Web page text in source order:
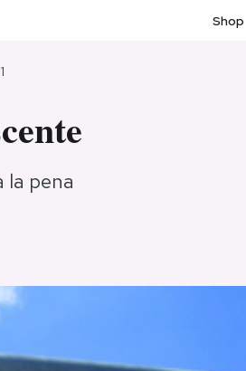
Shop
la pena